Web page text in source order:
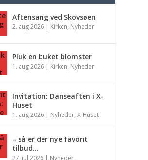
Aftensang ved Skovsøen
2. aug 2026 | Kirken, Nyheder
Pluk en buket blomster
1. aug 2026 | Kirken, Nyheder
Invitation: Danseaften i X-
Huset
1. aug 2026 | Nyheder,X-Huset
– så er der nye favorit
tilbud…
27. jul 2026 | Nyheder,